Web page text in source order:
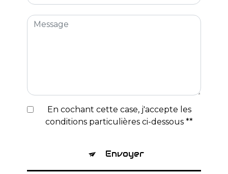
En cochant cette case, j'accepte les
conditions particulières ci-dessous **
Envoyer